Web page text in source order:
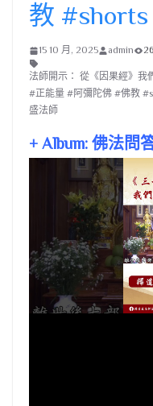
教 #shorts
15 10 月, 2025 admin
法師開示： 從《因果經》
#正能量 #阿彌陀佛 #佛教
盛法師
+ Album: 佛法問